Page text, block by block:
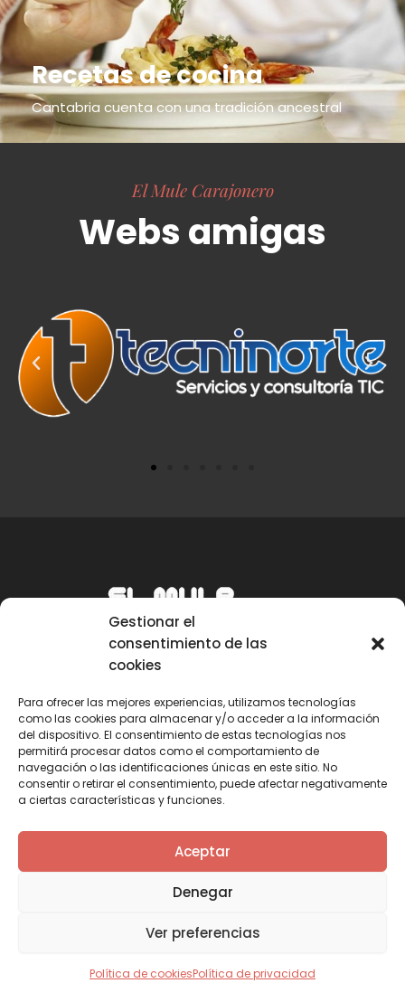
Gestionar el
consentimiento de las
cookies
Para ofrecer las mejores experiencias, utilizamos tecnologías
como las cookies para almacenar y/o acceder a la información
del dispositivo. El consentimiento de estas tecnologías nos
permitirá procesar datos como el comportamiento de
navegación o las identificaciones únicas en este sitio. No
consentir o retirar el consentimiento, puede afectar negativamente
a ciertas características y funciones.
Aceptar
Denegar
Ver preferencias
Política de cookiesPolítica de privacidad
Recetas de cocina
Cantabria cuenta con una tradición ancestral
El Mule Carajonero
Webs amigas
Email
mule@mulecarajonero.com
Síguenos en redes sociales
a
k
T
w
i
t
e
Y
o
u
t
b
n
a